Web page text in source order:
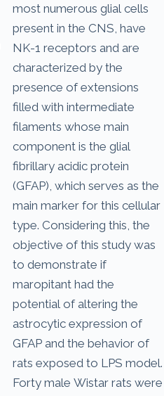
most numerous glial cells
present in the CNS, have
NK-1 receptors and are
characterized by the
presence of extensions
filled with intermediate
filaments whose main
component is the glial
fibrillary acidic protein
(GFAP), which serves as the
main marker for this cellular
type. Considering this, the
objective of this study was
to demonstrate if
maropitant had the
potential of altering the
astrocytic expression of
GFAP and the behavior of
rats exposed to LPS model.
Forty male Wistar rats were